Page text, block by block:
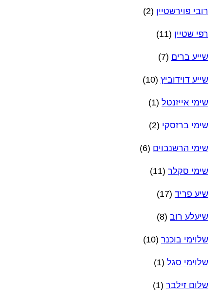
רובי פוירשטיין (2)
רפי שטיין (11)
שייע ברים (7)
שייע דוידוביץ (10)
שימי אייזנטל (1)
שימי ברזסקי (2)
שימי הרשנבוים (6)
שימי סקלר (11)
שיע פריד (17)
שיעלע רוב (8)
שלוימי בוכנר (10)
שלוימי סגל (1)
שלום זילבר (1)